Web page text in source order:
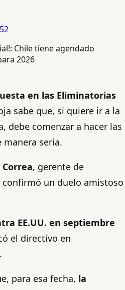
en las Eliminatorias
sabe que, si quiere ir a la
debe comenzar a hacer las
manera seria.
Correa, gerente de
confirmó un duelo amistoso
EE.UU. en septiembre
el directivo en
para esa fecha, la